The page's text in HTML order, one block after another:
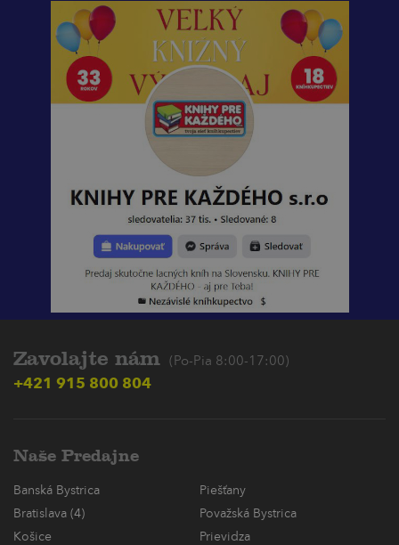
Zavolajte nám (Po-Pia 8:00-17:00)
+421 915 800 804
Naše Predajne
Banská Bystrica
Piešťany
Bratislava (4)
Považská Bystrica
Košice
Prievidza